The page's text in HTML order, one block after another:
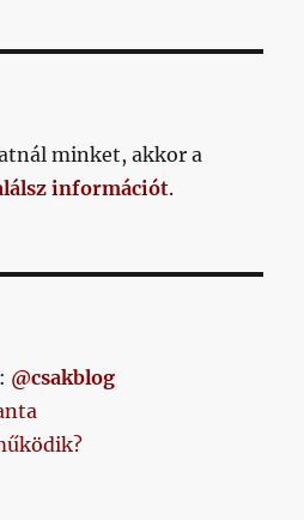
minket, akkor a
információt.
@csakblog